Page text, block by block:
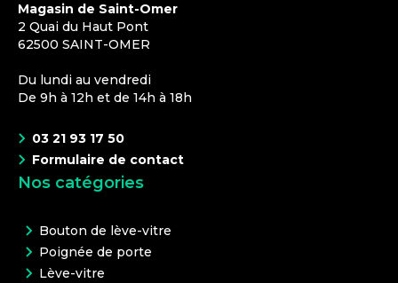
Magasin de Saint-Omer
2 Quai du Haut Pont
62500 SAINT-OMER
Du lundi au vendredi
De 9h à 12h et de 14h à 18h
03 21 93 17 50
Formulaire de contact
Nos catégories
Bouton de lève-vitre
Poignée de porte
Lève-vitre